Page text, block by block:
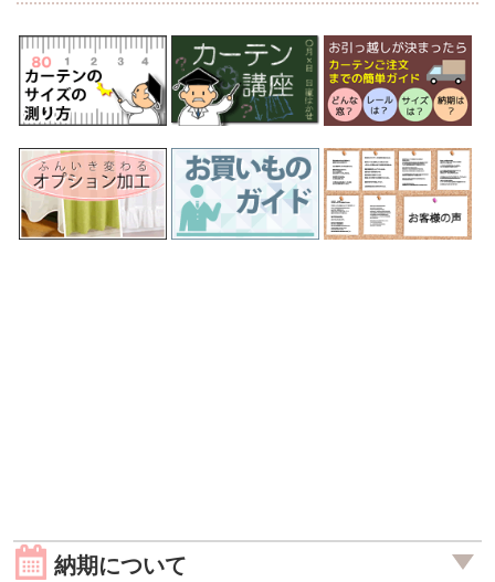
納期について